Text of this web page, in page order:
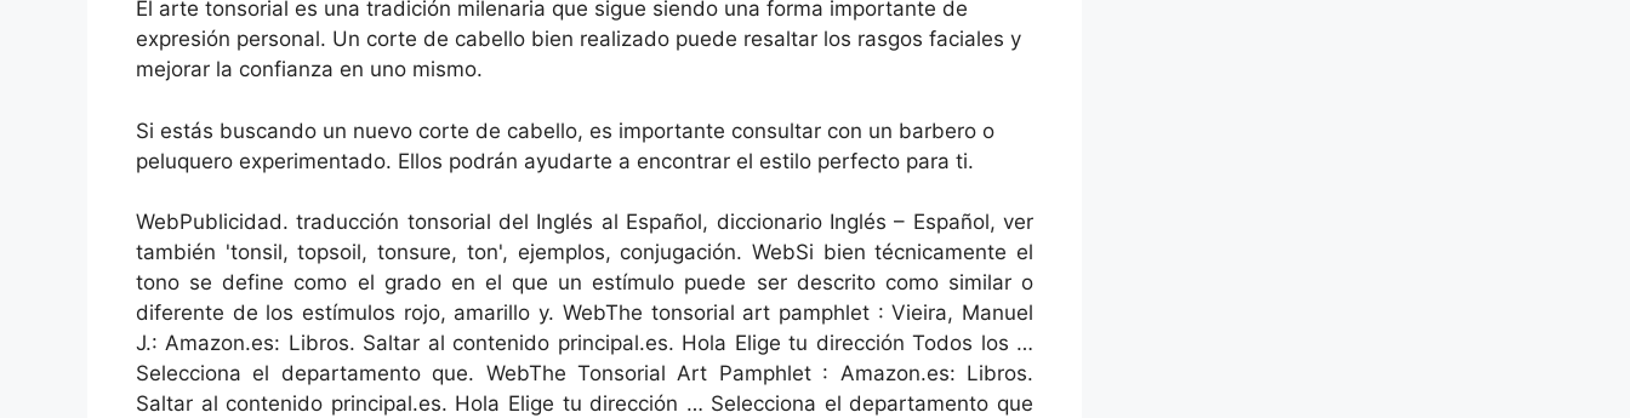
El arte tonsorial es una tradición milenaria que sigue siendo una forma importante de
expresión personal. Un corte de cabello bien realizado puede resaltar los rasgos faciales y
mejorar la confianza en uno mismo.
Si estás buscando un nuevo corte de cabello, es importante consultar con un barbero o
peluquero experimentado. Ellos podrán ayudarte a encontrar el estilo perfecto para ti.
WebPublicidad. traducción tonsorial del Inglés al Español, diccionario Inglés – Español, ver
también 'tonsil, topsoil, tonsure, ton', ejemplos, conjugación. WebSi bien técnicamente el
tono se define como el grado en el que un estímulo puede ser descrito como similar o
diferente de los estímulos rojo, amarillo y. WebThe tonsorial art pamphlet : Vieira, Manuel
J.: Amazon.es: Libros. Saltar al contenido principal.es. Hola Elige tu dirección Todos los …
Selecciona el departamento que. WebThe Tonsorial Art Pamphlet : Amazon.es: Libros.
Saltar al contenido principal.es. Hola Elige tu dirección … Selecciona el departamento que